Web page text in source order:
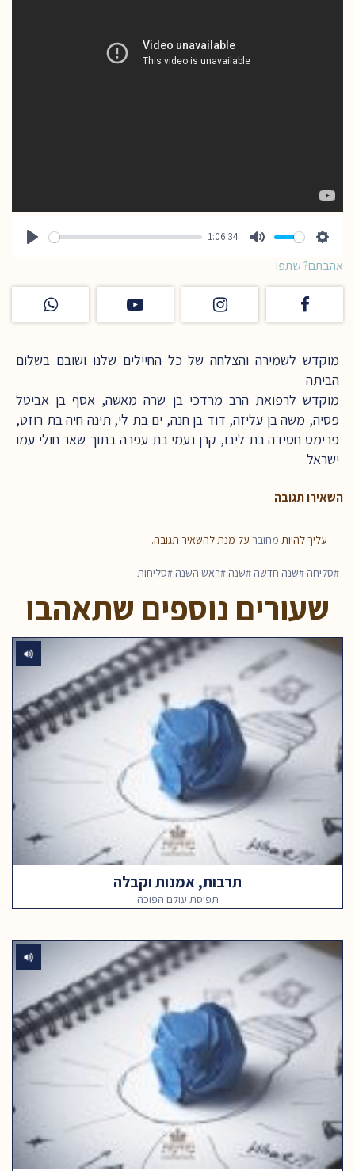
1:06:34
אהבתם? שתפו
מוקדש לשמירה והצלחה של כל החיילים שלנו ושובם בשלום
הביתה
מוקדש לרפואת הרב מרדכי בן שרה מאשה, אסף בן אביטל
פסיה, משה בן עליזה, דוד בן חנה, ים בת לי, תינה חיה בת רוזט,
פרימט חסידה בת ליבו, קרן נעמי בת עפרה בתוך שאר חולי עמו
ישראל
השאירו תגובה
עליך להיות מחובר על מנת להשאיר תגובה.
סליחה שנה חדשה שנה ראש השנה סליחות
שעורים נוספים שתאהבו
תרבות, אמנות וקבלה
תפיסת עולם הפוכה